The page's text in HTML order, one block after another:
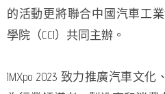
的活動更將聯合中國汽車工
學院（CCI）共同主辦。
IMXpo 2023 致力推廣汽車文